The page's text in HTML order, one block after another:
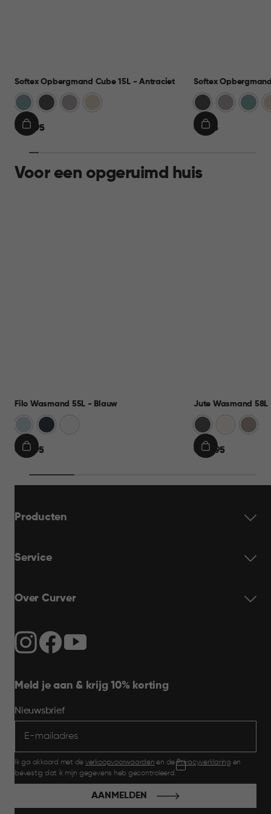
Softex Opbergmand Cube 15L - Antraciet
BlauwAntraciet
TaupeBeige
€€ 10,95
IN
Softex
Antraciet
TaupeBlauw
€€ 9,95
IN
Voor een opgeruimd huis
Filo Wasmand 55L - Blauw
BlauwAntraciet
€€ 21,95
IN
Jute Wasmand
Antraciet Taupe
€€ 22,95
IN
Producten
Service
Over Curver
Meld je aan & krijg 10% korting
Nieuwsbrief
Ik ga akkoord met de verkoopvoorwaarden en dePrivacyverklaring en
bevestig dat ik mijn gegevens heb gecontroleerd.
AANMELDEN